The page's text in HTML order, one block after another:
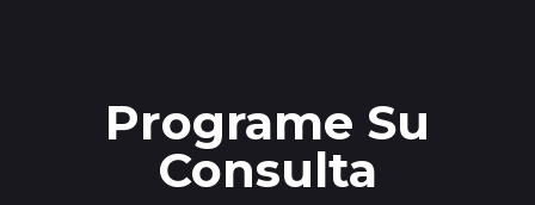
Programe Su
Consulta